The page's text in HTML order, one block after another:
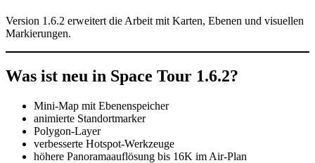
Version 1.6.2 erweitert die Arbeit mit Karten, Ebenen und visuellen
Markierungen.
Was ist neu in Space Tour 1.6.2?
Mini-Map mit Ebenenspeicher
animierte Standortmarker
Polygon-Layer
verbesserte Hotspot-Werkzeuge
höhere Panoramaauflösung bis 16K im Air-Plan